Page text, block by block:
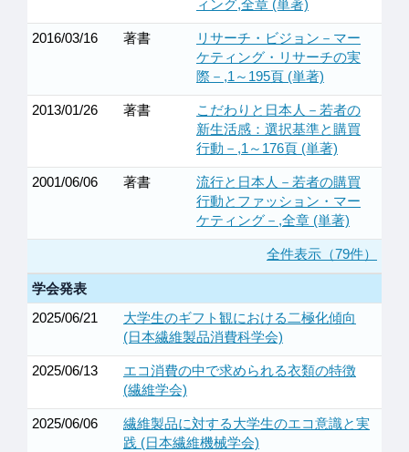
ィング,全章 (単著)
2016/03/16 著書
リサーチ・ビジョン－マー
ケティング・リサーチの実
際－,1～195頁 (単著)
2013/01/26 著書
こだわりと日本人－若者の
新生活感：選択基準と購買
行動－,1～176頁 (単著)
2001/06/06 著書
流行と日本人－若者の購買
行動とファッション・マー
ケティング－,全章 (単著)
全件表示（79件）
学会発表
2025/06/21
大学生のギフト観における二極化傾向
(日本繊維製品消費科学会)
2025/06/13
エコ消費の中で求められる衣類の特徴
(繊維学会)
2025/06/06
繊維製品に対する大学生のエコ意識と実
践 (日本繊維機械学会)